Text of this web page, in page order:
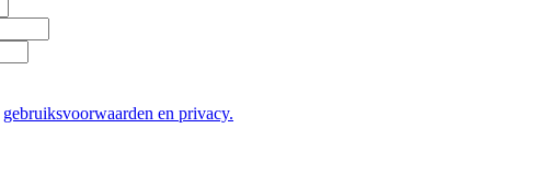
gebruiksvoorwaarden en privacy.